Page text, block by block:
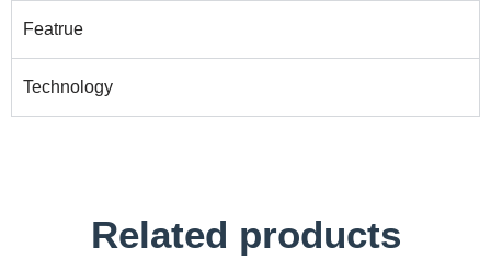
Featrue
Technology
Related products